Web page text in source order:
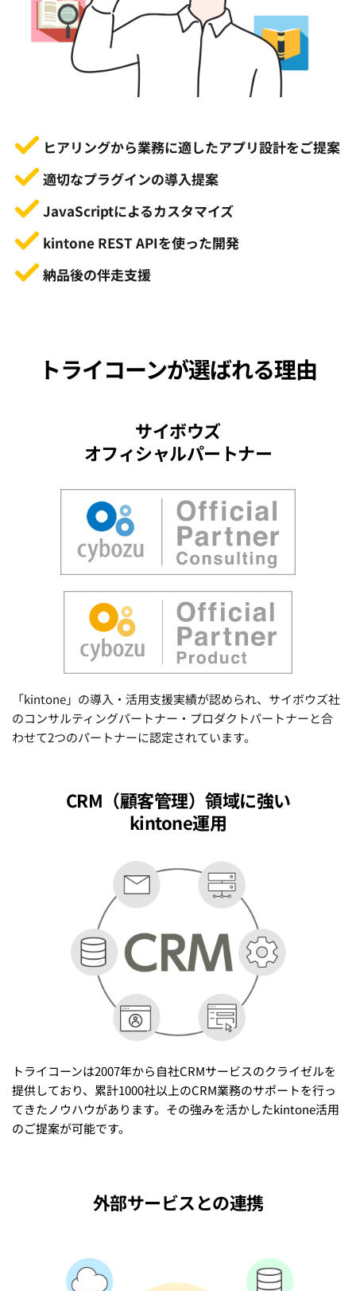
ヒアリングから業務に適したアプリ設計をご提案
適切なプラグインの導入提案
JavaScriptによるカスタマイズ
kintone REST APIを使った開発
納品後の伴走支援
トライコーンが選ばれる理由
サイボウズ
オフィシャルパートナー
「kintone」の導入・活用支援実績が認められ、サイボウズ社
のコンサルティングパートナー・プロダクトパートナーと合
わせて2つのパートナーに認定されています。
CRM（顧客管理）領域に強い
kintone運用
トライコーンは2007年から自社CRMサービスのクライゼルを
提供しており、累計1000社以上のCRM業務のサポートを行っ
てきたノウハウがあります。その強みを活かしたkintone活用
のご提案が可能です。
外部サービスとの連携